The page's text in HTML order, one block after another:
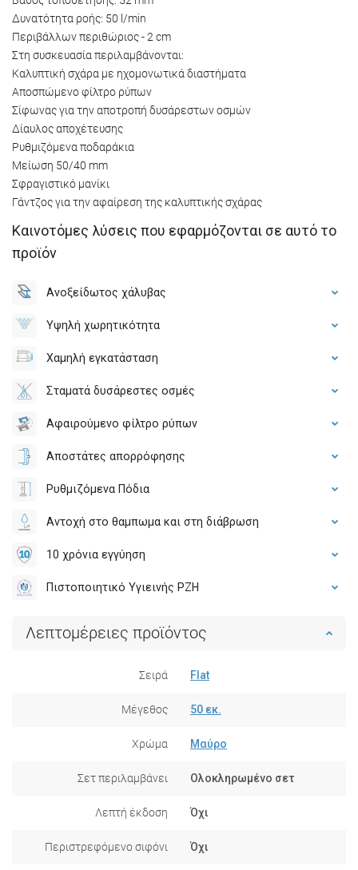
Δυνατότητα ροής: 50 l/min
Περιβάλλων περιθώριος - 2 cm
Στη συσκευασία περιλαμβάνονται:
Καλυπτική σχάρα με ηχομονωτικά διαστήματα
Αποσπώμενο φίλτρο ρύπων
Σίφωνας για την αποτροπή δυσάρεστων οσμών
Δίαυλος αποχέτευσης
Ρυθμιζόμενα ποδαράκια
Μείωση 50/40 mm
Σφραγιστικό μανίκι
Γάντζος για την αφαίρεση της καλυπτικής σχάρας
Καινοτόμες λύσεις που εφαρμόζονται σε αυτό το
προϊόν
Ανοξείδωτος χάλυβας
Υψηλή χωρητικότητα
Χαμηλή εγκατάσταση
Σταματά δυσάρεστες οσμές
Αφαιρούμενο φίλτρο ρύπων
Αποστάτες απορρόφησης
Ρυθμιζόμενα Πόδια
Αντοχή στο θαμπωμα και στη διάβρωση
10 χρόνια εγγύηση
Πιστοποιητικό Υγιεινής PZH
Λεπτομέρειες προϊόντος
Σειρά Flat
Μέγεθος 50 εκ.
Χρώμα Μαύρο
Σετ περιλαμβάνει Ολοκληρωμένο σετ
Λεπτή έκδοση Όχι
Περιστρεφόμενο σιφόνι Όχι